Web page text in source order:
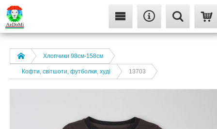
Хлопчики 98см-158см
Кофти, світшоти, футболки, худі 13703